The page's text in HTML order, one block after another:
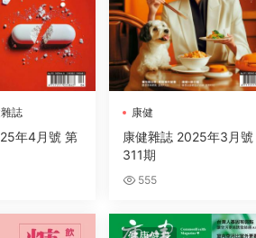
誌
年4月號 第
康健
康健雜誌 2025年3月號
311期
555